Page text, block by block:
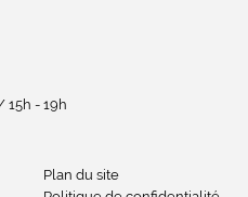
15h - 19h
Plan du site